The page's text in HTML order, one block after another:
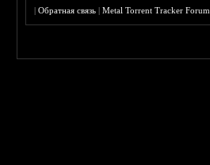
|Обратная связь |Metal Torrent Tracker Forum